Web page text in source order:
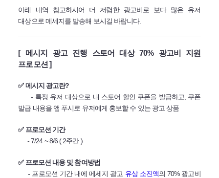
아래 내역 참고하시어 더 저렴한 광고비로 보다 많은 유저
대상으로 메세지를 발송해 보시길 바랍니다.
[ 메시지 광고 진행 스토어 대상 70% 광고비 지원
프로모션 ]
✅ 메시지 광고란?
- 특정 유저 대상으로 내 스토어 할인 쿠폰을 발급하고, 쿠폰
발급 내용을 앱 푸시로 유저에게 홍보할 수 있는 광고 상품
✅ 프로모션 기간
- 7/24 ~ 8/6 ( 2주간 )
✅ 프로모션 내용 및 참여방법
- 프로모션 기간 내에 메세지 광고 유상 소진액의 70% 광고비